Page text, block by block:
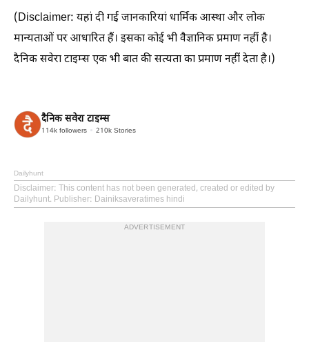
(Disclaimer: यहां दी गई जानकारियां धार्मिक आस्था और लोक
मान्यताओं पर आधारित हैं। इसका कोई भी वैज्ञानिक प्रमाण नहीं है।
दैनिक सवेरा टाइम्स एक भी बात की सत्यता का प्रमाण नहीं देता है।)
दैनिक सवेरा टाइम्स
114k followers 210k Stories
Dailyhunt
Disclaimer: This content has not been generated, created or edited by
Dailyhunt. Publisher: Dainiksaveratimes hindi
ADVERTISEMENT